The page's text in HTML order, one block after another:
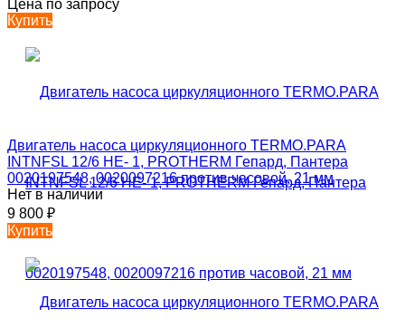
Цена по запросу
Купить
Двигатель насоса циркуляционного TERMO.PARA
INTNFSL 12/6 HE- 1, PROTHERM Гепард, Пантера
0020197548, 0020097216 против часовой, 21 мм
Нет в наличии
9 800 ₽
Купить